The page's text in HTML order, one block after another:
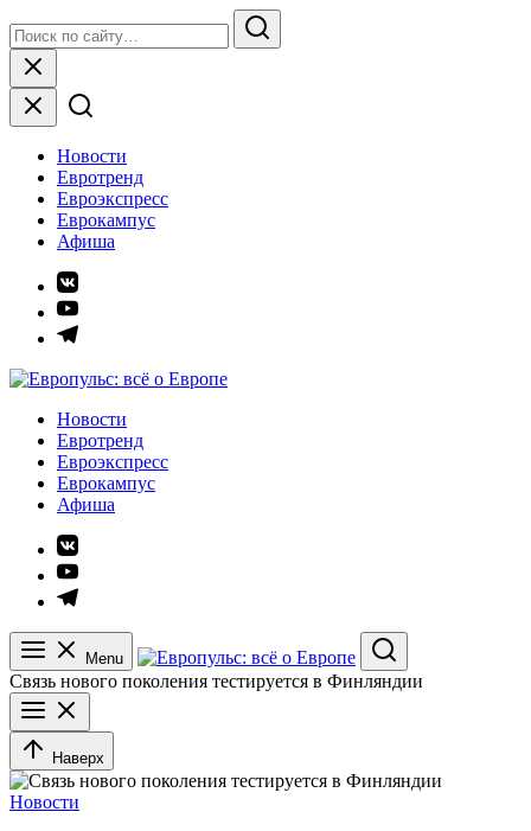
to
content
for:
Search
Close
Новости
Евротренд
Евроэкспресс
Еврокампус
Афиша
Элемент
меню
Элемент
меню
Элемент
Европульс: всё о Европе
Новости
Евротренд
Евроэкспресс
Еврокампус
Афиша
Элемент
меню
Элемент
меню
Элемент
Menu
Search
Связь нового поколения тестируется в Финляндии
Наверх
Новости